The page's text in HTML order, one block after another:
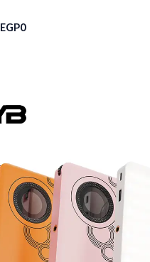
EGP0
EGP2,000.
هو:
EGP1,500.